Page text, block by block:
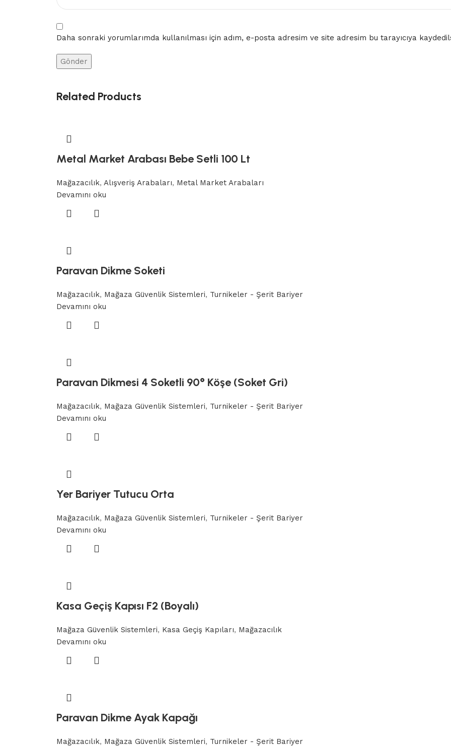
Daha sonraki yorumlarımda kullanılması için adım, e-posta adresim ve site adresim bu tarayıcıya
Related Products
Metal Market Arabası Bebe Setli 100 Lt
Mağazacılık, Alışveriş Arabaları, Metal Market Arabaları
Devamını oku
Paravan Dikme Soketi
Mağazacılık, Mağaza Güvenlik Sistemleri, Turnikeler - Şerit Bariyer
Devamını oku
Paravan Dikmesi 4 Soketli 90° Köşe (Soket Gri)
Mağazacılık, Mağaza Güvenlik Sistemleri, Turnikeler - Şerit Bariyer
Devamını oku
Yer Bariyer Tutucu Orta
Mağazacılık, Mağaza Güvenlik Sistemleri, Turnikeler - Şerit Bariyer
Devamını oku
Kasa Geçiş Kapısı F2 (Boyalı)
Mağaza Güvenlik Sistemleri, Kasa Geçiş Kapıları, Mağazacılık
Devamını oku
Paravan Dikme Ayak Kapağı
Mağazacılık, Mağaza Güvenlik Sistemleri, Turnikeler - Şerit Bariyer